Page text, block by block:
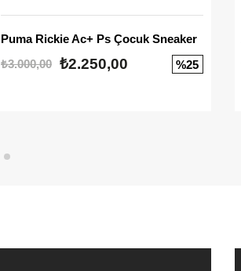
Puma Rickie Ac+ Ps Çocuk Sneaker
₺3.000,00 ₺2.250,00 %25